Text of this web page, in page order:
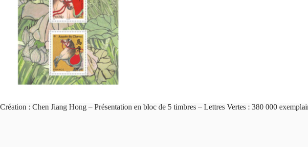
Création : Chen Jiang Hong – Présentation en bloc de 5 timbres – Lettres Vertes : 380 000